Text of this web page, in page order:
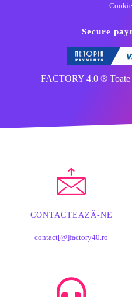
Secure
FACTORY 4.0 ® Toate
CONTACTEAZĂ-NE
contact[@]factory40.ro